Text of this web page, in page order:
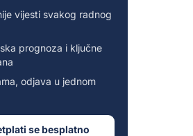
vijesti svakog radnog
prognoza i ključne
odjava u jednom
se besplatno